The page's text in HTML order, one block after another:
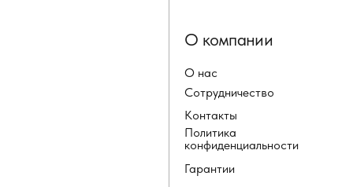
О нас
Сотрудничество
Контакты
Политика
конфиденциальности
О компании
Гарантии